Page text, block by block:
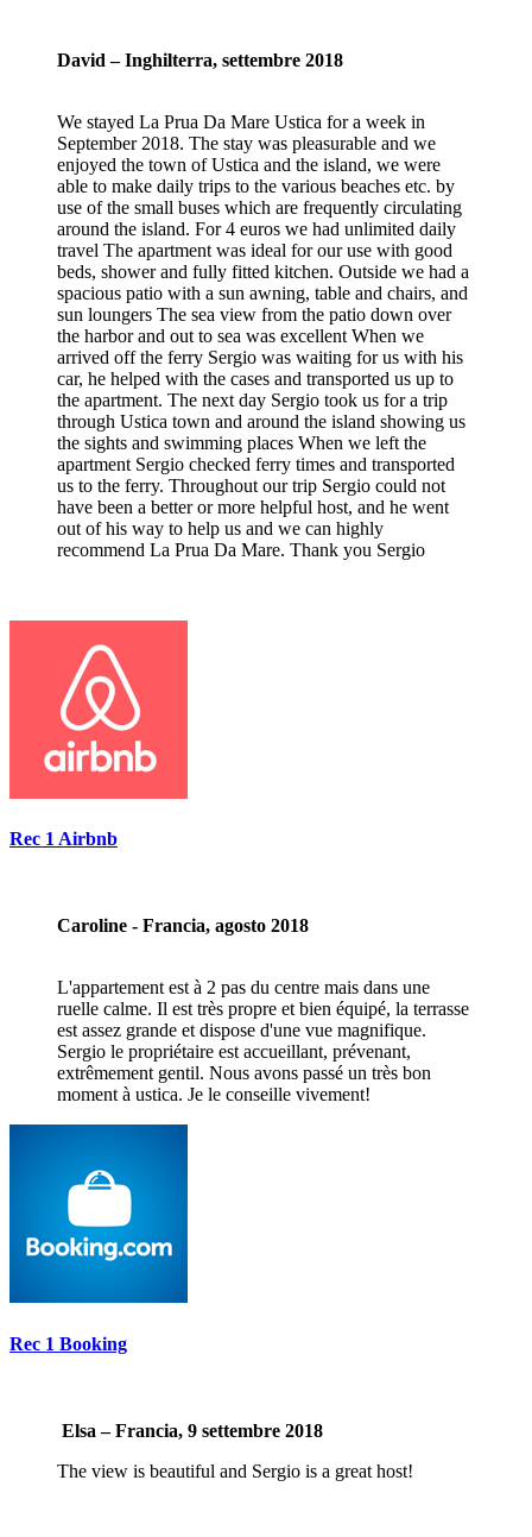
David – Inghilterra, settembre 2018
We stayed La Prua Da Mare Ustica for a week in
September 2018. The stay was pleasurable and we
enjoyed the town of Ustica and the island, we were
able to make daily trips to the various beaches etc. by
use of the small buses which are frequently circulating
around the island. For 4 euros we had unlimited daily
travel The apartment was ideal for our use with good
beds, shower and fully fitted kitchen. Outside we had a
spacious patio with a sun awning, table and chairs, and
sun loungers The sea view from the patio down over
the harbor and out to sea was excellent When we
arrived off the ferry Sergio was waiting for us with his
car, he helped with the cases and transported us up to
the apartment. The next day Sergio took us for a trip
through Ustica town and around the island showing us
the sights and swimming places When we left the
apartment Sergio checked ferry times and transported
us to the ferry. Throughout our trip Sergio could not
have been a better or more helpful host, and he went
out of his way to help us and we can highly
recommend La Prua Da Mare. Thank you Sergio
Rec 1 Airbnb
Caroline - Francia, agosto 2018
L'appartement est à 2 pas du centre mais dans une
ruelle calme. Il est très propre et bien équipé, la terrasse
est assez grande et dispose d'une vue magnifique.
Sergio le propriétaire est accueillant, prévenant,
extrêmement gentil. Nous avons passé un très bon
moment à ustica. Je le conseille vivement!
Rec 1 Booking
Elsa – Francia, 9 settembre 2018
The view is beautiful and Sergio is a great host!